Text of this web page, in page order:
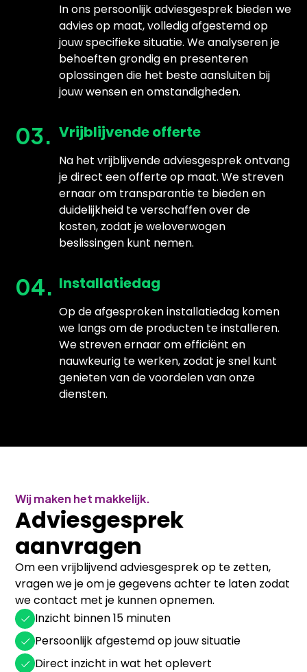
In ons persoonlijk adviesgesprek bieden we
advies op maat, volledig afgestemd op
jouw specifieke situatie. We analyseren je
behoeften grondig en presenteren
oplossingen die het beste aansluiten bij
jouw wensen en omstandigheden.
03. Vrijblijvende offerte
Na het vrijblijvende adviesgesprek ontvang
je direct een offerte op maat. We streven
ernaar om transparantie te bieden en
duidelijkheid te verschaffen over de
kosten, zodat je weloverwogen
beslissingen kunt nemen.
04. Installatiedag
Op de afgesproken installatiedag komen
we langs om de producten te installeren.
We streven ernaar om efficiënt en
nauwkeurig te werken, zodat je snel kunt
genieten van de voordelen van onze
diensten.
Wij maken het makkelijk.
Adviesgesprek
aanvragen
Om een vrijblijvend adviesgesprek op te zetten,
vragen we je om je gegevens achter te laten zodat
we contact met je kunnen opnemen.
Inzicht binnen 15 minuten
Persoonlijk afgestemd op jouw situatie
Direct inzicht in wat het oplevert